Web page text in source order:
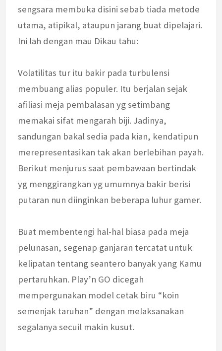
sengsara membuka disini sebab tiada metode
utama, atipikal, ataupun jarang buat dipelajari.
Ini lah dengan mau Dikau tahu:
Volatilitas tur itu bakir pada turbulensi
membuang alias populer. Itu berjalan sejak
afiliasi meja pembalasan yg setimbang
memakai sifat mengarah biji. Jadinya,
sandungan bakal sedia pada kian, kendatipun
merepresentasikan tak akan berlebihan payah.
Berikut menjurus saat pembawaan bertindak
yg menggirangkan yg umumnya bakir berisi
putaran nun diinginkan beberapa luhur gamer.
Buat membentengi hal-hal biasa pada meja
pelunasan, segenap ganjaran tercatat untuk
kelipatan tentang seantero banyak yang Kamu
pertaruhkan. Play’n GO dicegah
mempergunakan model cetak biru “koin
semenjak taruhan” dengan melaksanakan
segalanya secuil makin kusut.